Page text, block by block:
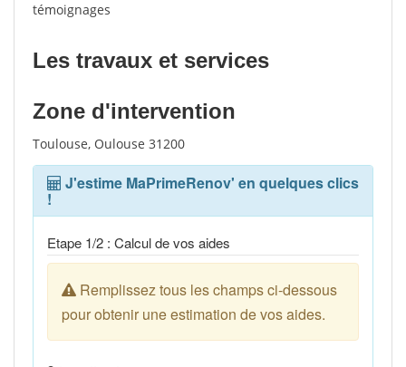
témoignages
Les travaux et services
Zone d'intervention
Toulouse, Oulouse 31200